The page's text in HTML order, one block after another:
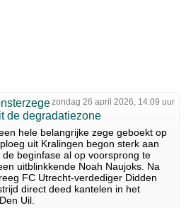
zondag 26 april 2026, 14:09 uur
de degradatiezone
hele belangrijke zege geboekt op
uit Kralingen begon sterk aan
beginfase al op voorsprong te
uitblinkkende Noah Naujoks. Na
FC Utrecht-verdediger Didden
direct deed kantelen in het
Uil.